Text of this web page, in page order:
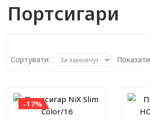
Портсигари
Сортувати: Показати
-17%